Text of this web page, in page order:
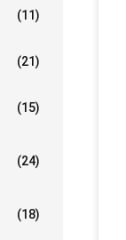
(11)
(21)
(15)
(24)
(18)